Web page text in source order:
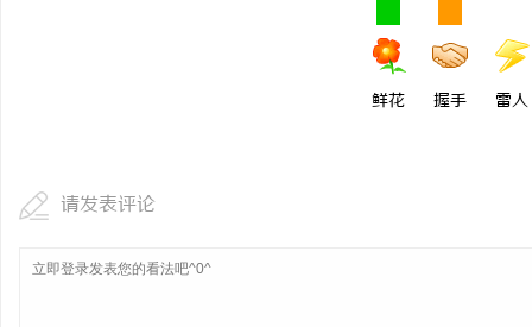
鲜花 握手 雷人
请发表评论